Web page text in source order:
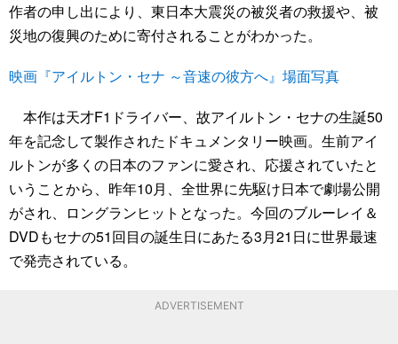
作者の申し出により、東日本大震災の被災者の救援や、被
災地の復興のために寄付されることがわかった。
映画『アイルトン・セナ ～音速の彼方へ』場面写真
本作は天才F1ドライバー、故アイルトン・セナの生誕50
年を記念して製作されたドキュメンタリー映画。生前アイ
ルトンが多くの日本のファンに愛され、応援されていたと
いうことから、昨年10月、全世界に先駆け日本で劇場公開
がされ、ロングランヒットとなった。今回のブルーレイ＆
DVDもセナの51回目の誕生日にあたる3月21日に世界最速
で発売されている。
ADVERTISEMENT